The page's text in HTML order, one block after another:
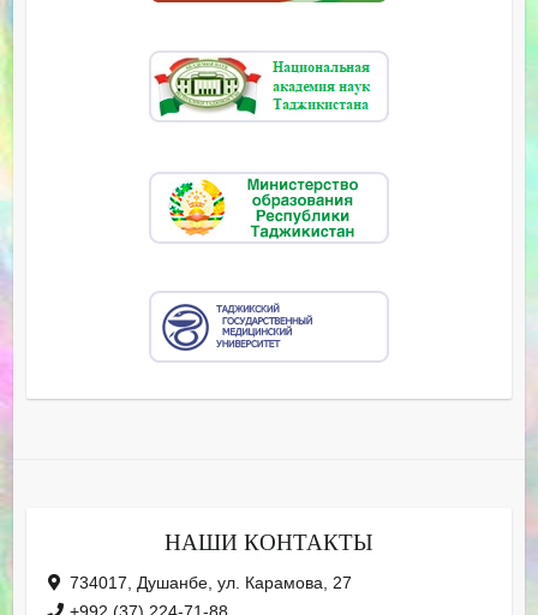
НАШИ КОНТАКТЫ
734017, Душанбе, ул. Карамова, 27